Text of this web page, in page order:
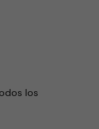
los